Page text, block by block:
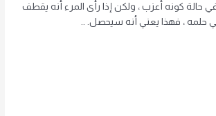
حالة كونه أعزب ، ولكن إذا رأى المرء أنه يقطف
حلمه ، فهذا يعني أنه سيحصل. ..